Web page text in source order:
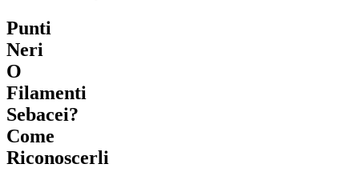
Punti
Neri
O
Filamenti
Sebacei?
Come
Riconoscerli